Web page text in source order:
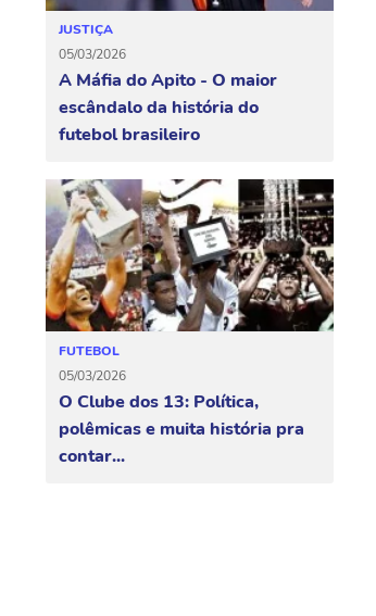
JUSTIÇA
05/03/2026
A Máfia do Apito - O maior
escândalo da história do
futebol brasileiro
FUTEBOL
05/03/2026
O Clube dos 13: Política,
polêmicas e muita história pra
contar...